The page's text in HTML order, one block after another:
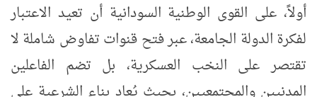
أولاً، على القوى الوطنية السودانية أن تعيد الاعتبار
لفكرة الدولة الجامعة، عبر فتح قنوات تفاوض شاملة لا
تقتصر على النخب العسكرية، بل تضم الفاعلين